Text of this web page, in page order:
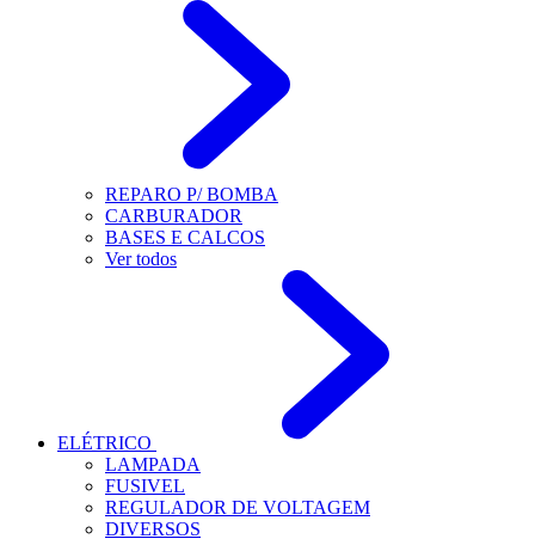
REPARO P/ BOMBA
CARBURADOR
BASES E CALCOS
Ver todos
ELÉTRICO
LAMPADA
FUSIVEL
REGULADOR DE VOLTAGEM
DIVERSOS